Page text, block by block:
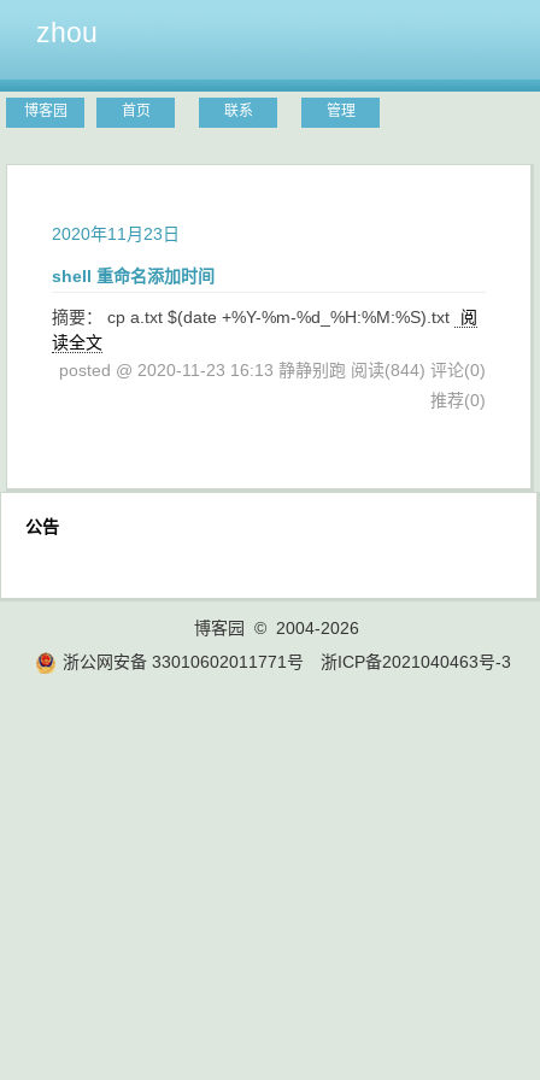
zhou
博客园 首页 联系 管理
2020年11月23日
shell 重命名添加时间
摘要： cp a.txt $(date +%Y-%m-%d_%H:%M:%S).txt
阅
读全文
posted @ 2020-11-23 16:13 静静别跑 阅读(844) 评论(0)
推荐(0)
公告
博客园
© 2004-2026
浙公网安备 33010602011771号
浙ICP备2021040463号-3